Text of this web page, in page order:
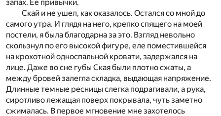
запах. Ее привычки.
Скай и не ушел, как оказалось. Остался со мной до
самого утра. И глядя на него, крепко спящего на моей
постели, я была благодарна за это. Взгляд невольно
скользнул по его высокой фигуре, еле поместившейся
на крохотной односпальной кровати, задержался на
лице. Даже во сне губы Ская были плотно сжаты, а
между бровей залегла складка, выдающая напряжение.
Длинные темные ресницы слегка подрагивали, а рука,
сиротливо лежащая поверх покрывала, чуть заметно
сжималась. В первое мгновение мне захотелось